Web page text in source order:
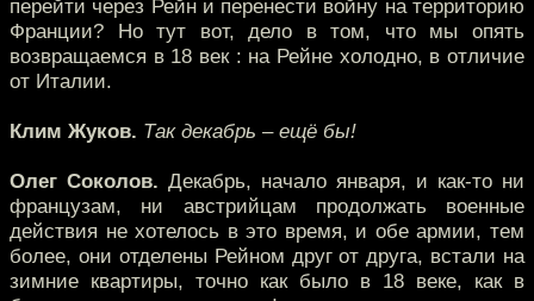
перейти через Рейн и перенести войну на территорию
Франции? Но тут вот, дело в том, что мы опять
возвращаемся в 18 век : на Рейне холодно, в отличие
от Италии.
Клим Жуков. Так декабрь – ещё бы!
Олег Соколов. Декабрь, начало января, и как-то ни
французам, ни австрийцам продолжать военные
действия не хотелось в это время, и обе армии, тем
более, они отделены Рейном друг от друга, встали на
зимние квартиры, точно как было в 18 веке, как в